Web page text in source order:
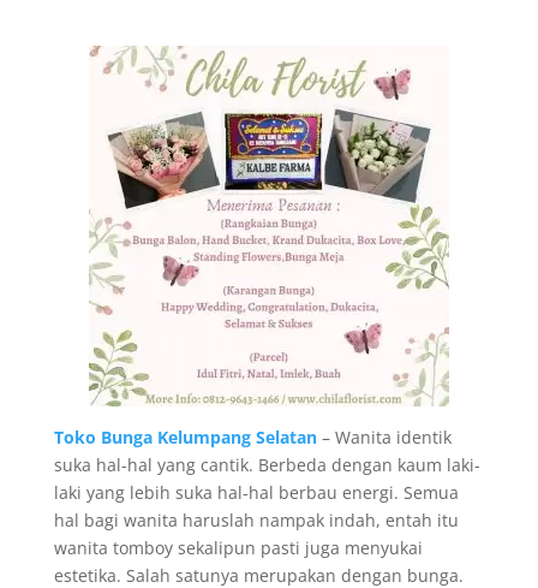
Toko Bunga Kelumpang Selatan– Wanita identik
suka hal-hal yang cantik. Berbeda dengan kaum laki-
laki yang lebih suka hal-hal berbau energi. Semua
hal bagi wanita haruslah nampak indah, entah itu
wanita tomboy sekalipun pasti juga menyukai
estetika. Salah satunya merupakan dengan bunga.